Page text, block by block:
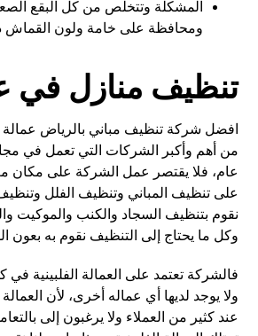
المشكلة وتتخلص من كل البقع
ومحافظة على خامة ولون القماش
تنظيف منازل في
افضل شركة تنظيف مباني بالرياض عمالة
من أهم وأكبر الشركات التي تعمل في
عام، فلا يقتصر عمل الشركة على مكان
على تنظيف المباني وتنظيف الفلل وتنظيف
نقوم بتنظيف السجاد والكنب والموكيت
وكل ما يحتاج إلى التنظيف نقوم به بعون
فالشركة تعتمد على العمالة الفلبينية في
ولا يوجد لديها أي عماله أخرى، لأن
عند كثير من العملاء ولا يرغبون إلى